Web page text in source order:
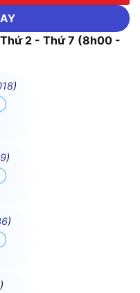
Thứ 2 - Thứ 7 (8h00 -
)
)
)
)